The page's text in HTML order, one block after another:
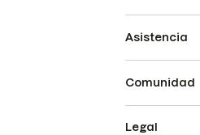
Asistencia
Comunidad
Legal